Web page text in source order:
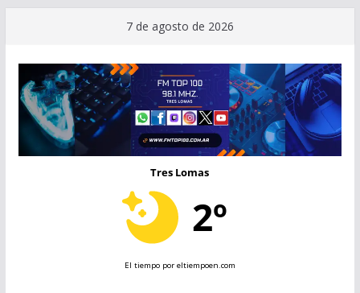
contenido
7 de agosto de 2026
Tres Lomas
2º
El tiempopor eltiempoen.com